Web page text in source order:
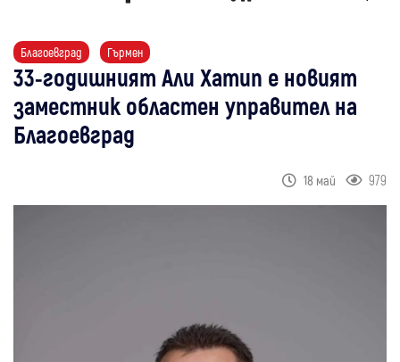
Благоевград Гърмен
33-годишният Али Хатип е новият
заместник областен управител на
Благоевград
18 май 979